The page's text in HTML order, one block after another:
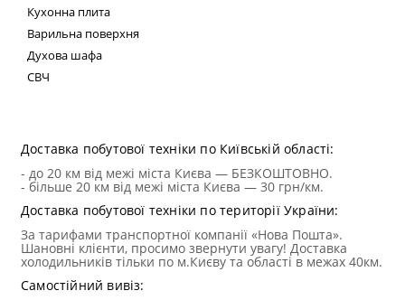
Кухонна плита
Варильна поверхня
Духова шафа
СВЧ
Доставка побутової техніки по Київській області:
- до 20 км від межі міста Києва — БЕЗКОШТОВНО.
- більше 20 км від межі міста Києва — 30 грн/км.
Доставка побутової техніки по території України:
За тарифами транспортної компанії «Нова Пошта».
Шановні клієнти, просимо звернути увагу! Доставка
холодильників тільки по м.Києву та області в межах 40км.
Самостійний вивіз: